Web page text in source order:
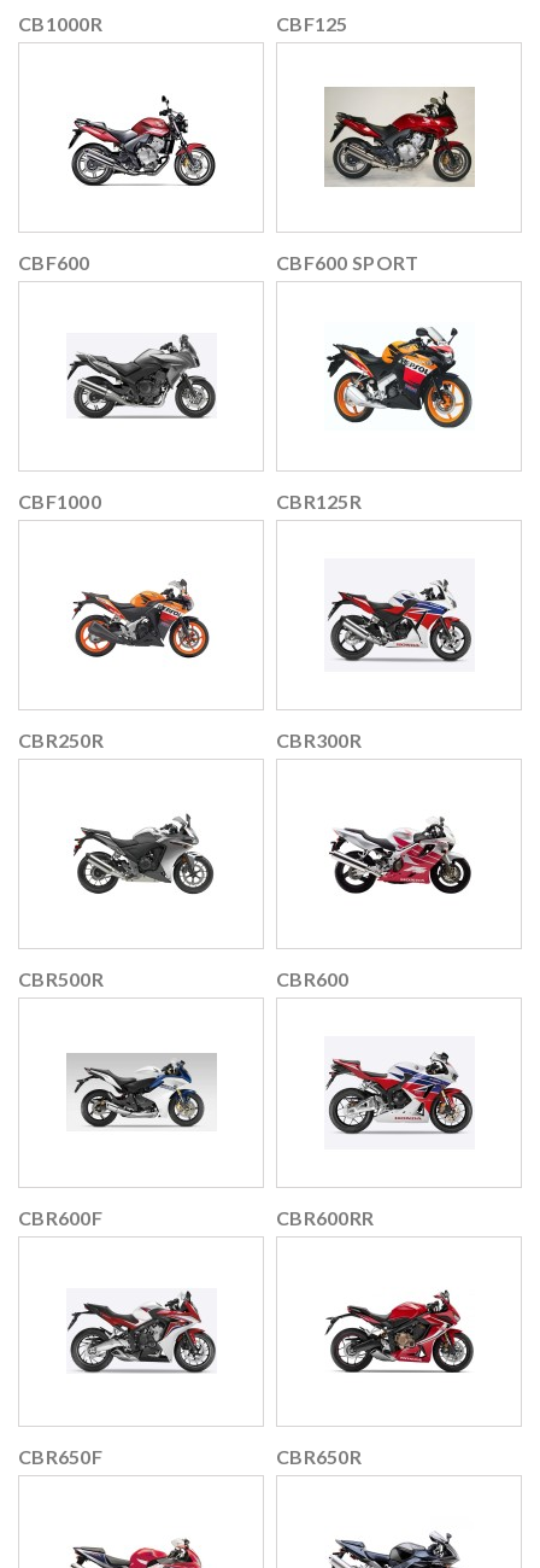
CB1000R CBF125
CBF600 CBF600 SPORT
CBF1000 CBR125R
CBR250R CBR300R
CBR500R CBR600
CBR600F CBR600RR
CBR650F CBR650R